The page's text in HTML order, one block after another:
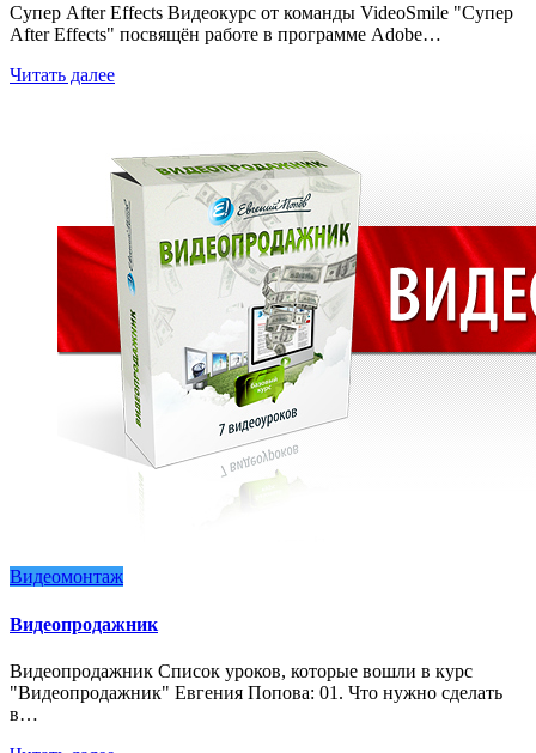
Супер After Effects Видеокурс от команды VideoSmile "Супер
After Effects" посвящён работе в программе Adobe…
Читать далее
Видеомонтаж
Видеопродажник
Видеопродажник Список уроков, которые вошли в курс
"Видеопродажник" Евгения Попова: 01. Что нужно сделать
в…